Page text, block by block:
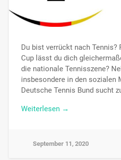
Du bist verrückt nach Tennis?
Cup lässt du dich
die nationale Tennisszene?
insbesondere in den sozialen
Deutsche Tennis Bund sucht
Weiterlesen →
September 11, 2020